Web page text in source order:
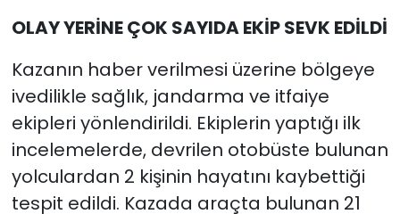
OLAY YERİNE ÇOK SAYIDA EKİP SEVK EDİLDİ
Kazanın haber verilmesi üzerine bölgeye
ivedilikle sağlık, jandarma ve itfaiye
ekipleri yönlendirildi. Ekiplerin yaptığı ilk
incelemelerde, devrilen otobüste bulunan
yolculardan 2 kişinin hayatını kaybettiği
tespit edildi. Kazada araçta bulunan 21